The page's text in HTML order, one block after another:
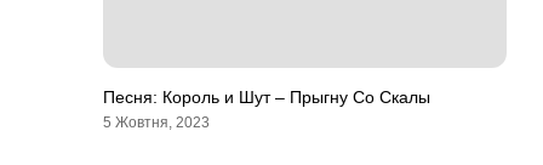
Песня: Король и Шут – Прыгну Со Скалы
5 Жовтня, 2023